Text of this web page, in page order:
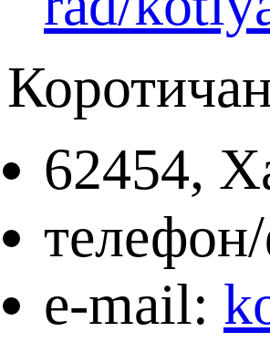
62454,
e-mail: